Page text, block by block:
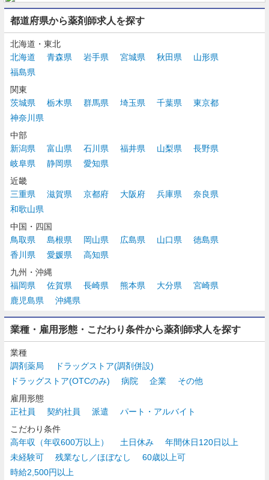
都道府県から薬剤師求人を探す
北海道・東北
北海道
青森県 岩手県 宮城県 秋田県
山形県
福島県
関東
茨城県
栃木県 群馬県 埼玉県 千葉県
東京都
神奈川県
中部
新潟県
富山県 石川県 福井県 山梨県
長野県
岐阜県
静岡県
愛知県
近畿
三重県
滋賀県 京都府 大阪府 兵庫県
奈良県
和歌山県
中国・四国
鳥取県
島根県 岡山県 広島県 山口県
徳島県
香川県
愛媛県
高知県
九州・沖縄
福岡県
佐賀県 長崎県 熊本県 大分県
宮崎県
鹿児島県
沖縄県
業種・雇用形態・こだわり条件から薬剤師求人を探す
業種
調剤薬局
ドラッグストア(調剤併設)
ドラッグストア(OTCのみ)
病院 企業
その他
雇用形態
正社員
契約社員 派遣
パート・アルバイト
こだわり条件
高年収（年収600万以上）
土日休み
年間休日120日以上
未経験可
残業なし／ほぼなし
60歳以上可
時給2,500円以上